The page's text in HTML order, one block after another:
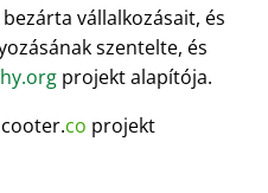
vállalkozásait, és
szentelte, és
projekt alapítója.
co projekt